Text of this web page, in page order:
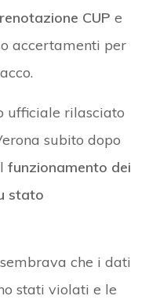
CUP e
accertamenti per
ufficiale rilasciato
subito dopo
funzionamento dei
stato
che i dati
stati violati e le